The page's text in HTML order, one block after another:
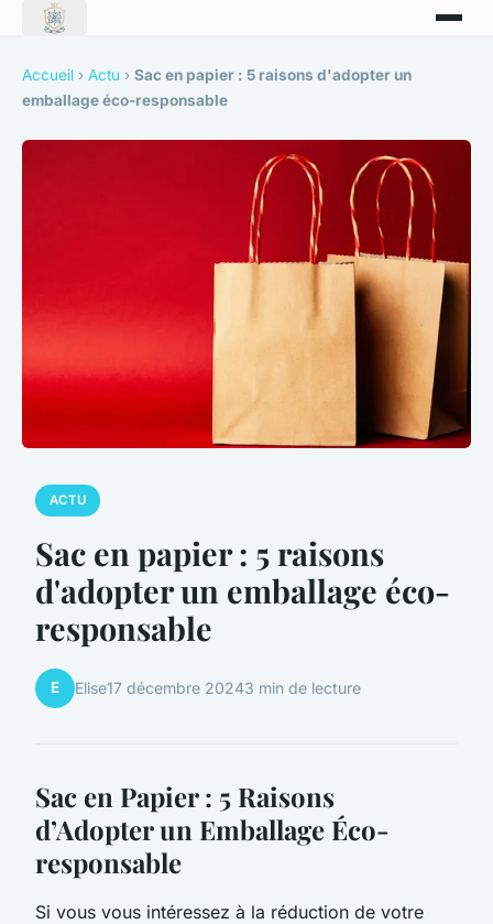
Accueil › Actu › Sac en papier : 5 raisons d'adopter un
emballage éco-responsable
ACTU
Sac en papier : 5 raisons
d'adopter un emballage éco-
responsable
E Elise17 décembre 20243 min de lecture
Sac en Papier : 5 Raisons
d’Adopter un Emballage Éco-
responsable
Si vous vous intéressez à la réduction de votre